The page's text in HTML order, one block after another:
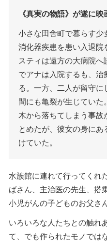
《真実の物語》が遂に映
小さな田舎町で暮らす
消化器疾患を患い入退院
スティは遠方の大病院
でアナは入院するも、
る。一方、二人が留守
間にも亀裂が生じてい
木から落ちてしまう事故
とめたが、彼女の身にあ
けていた。
水族館に連れて行ってくれ
ばさん、主治医の先生、搭
小児がんの子どものお父さ
いろいろな人たちとの触れ
て、でも作られたモノでは